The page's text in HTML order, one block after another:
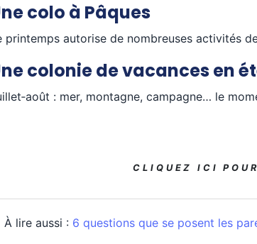
colo à Pâques
printemps autorise de nombreuses activités
colonie de vacances en
: mer, montagne, campagne… le
CLIQUEZ ICI
À lire aussi : 6 questions que se posent les